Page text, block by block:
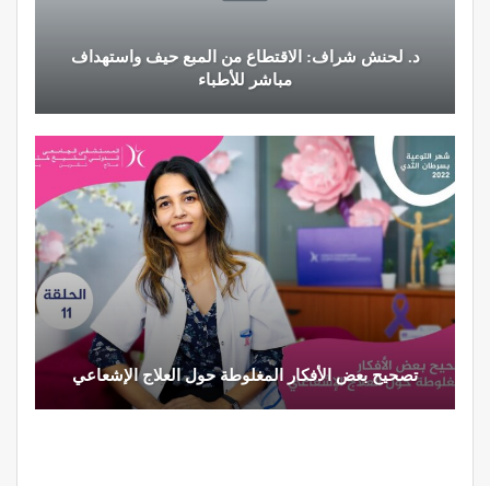
د. لحنش شراف: الاقتطاع من المبع حيف واستهداف
مباشر للأطباء
تصحيح بعض الأفكار المغلوطة حول العلاج الإشعاعي